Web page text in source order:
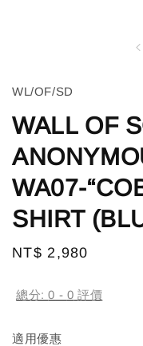
WL/OF/SD
WALL OF
WA07-
SHIRT
Regular
NT$ 2,980
總分:0 - 0 評價
適用優惠